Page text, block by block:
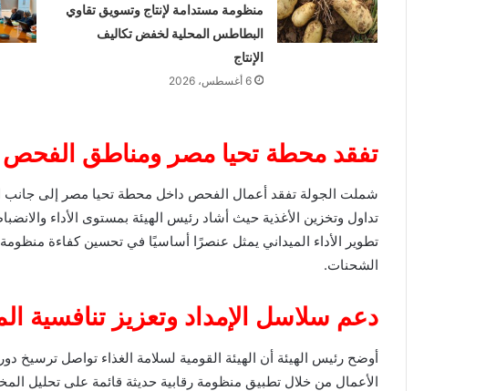
منظومة مستدامة لإنتاج وتسويق تقاوي
البطاطس المحلية لخفض تكاليف
الإنتاج
6 أغسطس، 2026
تفقد محطة تحيا مصر ومناطق الفحص
شملت الجولة تفقد أعمال الفحص داخل محطة تحيا مصر إلى
تداول وتخزين الأغذية حيث أشاد رئيس الهيئة بمستوى الأداء
تطوير الأداء الميداني يمثل عنصرًا أساسيًا في تحسين كفاءة منظومة
الشحنات.
دعم سلاسل الإمداد وتعزيز تنافسية
أوضح رئيس الهيئة أن الهيئة القومية لسلامة الغذاء تواصل ترسيخ
الأعمال من خلال تطبيق منظومة رقابية حديثة قائمة على تحليل